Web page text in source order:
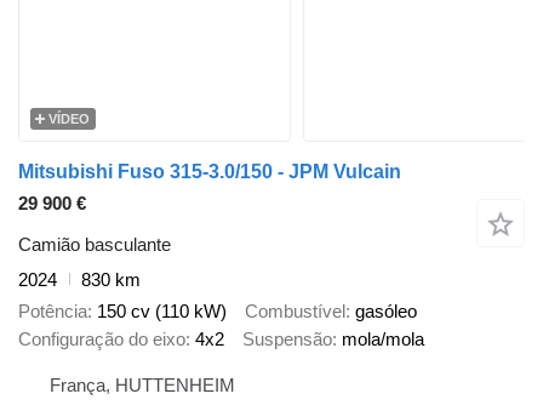
VÍDEO
Mitsubishi Fuso 315-3.0/150 - JPM Vulcain
29 900 €
Camião basculante
2024
830 km
Potência 150 cv (110 kW) Combustível
gasóleo
Configuração do eixo 4x2 Suspensão mola/mola
França, HUTTENHEIM